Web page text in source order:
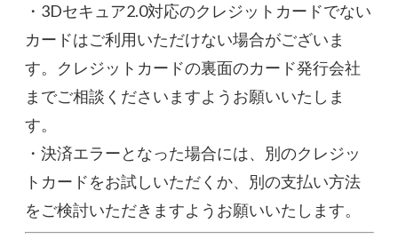
・3Dセキュア2.0対応のクレジットカードでない
カードはご利用いただけない場合がございま
す。クレジットカードの裏面のカード発行会社
までご相談くださいますようお願いいたしま
す。
・決済エラーとなった場合には、別のクレジッ
トカードをお試しいただくか、別の支払い方法
をご検討いただきますようお願いいたします。